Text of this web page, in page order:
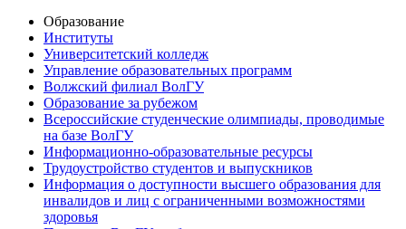
Образование
Институты
Университетский колледж
Управление образовательных программ
Волжский филиал ВолГУ
Образование за рубежом
Всероссийские студенческие олимпиады, проводимые
на базе ВолГУ
Информационно-образовательные ресурсы
Трудоустройство студентов и выпускников
Информация о доступности высшего образования для
инвалидов и лиц с ограниченными возможностями
здоровья